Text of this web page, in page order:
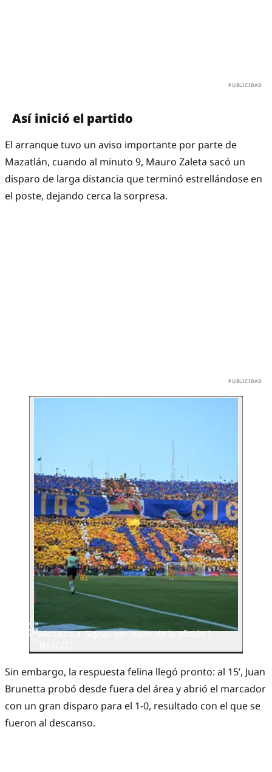
Así inició el partido
El arranque tuvo un aviso importante por parte de
Mazatlán, cuando al minuto 9, Mauro Zaleta sacó un
disparo de larga distancia que terminó estrellándose en
el poste, dejando cerca la sorpresa.
Mosaico a Gignac por parte de la afición l
Sin embargo, la respuesta felina llegó pronto: al 15’, Juan
Brunetta probó desde fuera del área y abrió el marcador
con un gran disparo para el 1-0, resultado con el que se
fueron al descanso.